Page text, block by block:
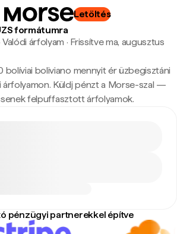
Letöltés
formátumra
Valódi árfolyam · Frissítve ma, augusztus
boliviano mennyit ér üzbegisztáni
árfolyamon. Küldj pénzt a Morse-szal —
felpuffasztott árfolyamok.
pénzügyi partnerekkel építve